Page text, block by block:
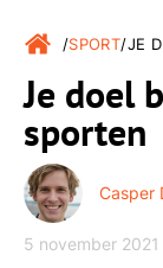
/SPORT/JE
Je doel
sporten
Casper
5 november 2021